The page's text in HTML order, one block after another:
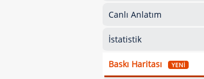
Canlı Anlatım
İstatistik
Baskı Haritası YENİ